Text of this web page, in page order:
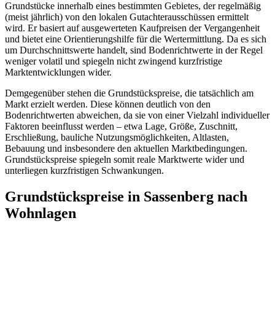
Grundstücke innerhalb eines bestimmten Gebietes, der regelmäßig
(meist jährlich) von den lokalen Gutachterausschüssen ermittelt
wird. Er basiert auf ausgewerteten Kaufpreisen der Vergangenheit
und bietet eine Orientierungshilfe für die Wertermittlung. Da es sich
um Durchschnittswerte handelt, sind Bodenrichtwerte in der Regel
weniger volatil und spiegeln nicht zwingend kurzfristige
Marktentwicklungen wider.
Demgegenüber stehen die Grundstückspreise, die tatsächlich am
Markt erzielt werden. Diese können deutlich von den
Bodenrichtwerten abweichen, da sie von einer Vielzahl individueller
Faktoren beeinflusst werden – etwa Lage, Größe, Zuschnitt,
Erschließung, bauliche Nutzungsmöglichkeiten, Altlasten,
Bebauung und insbesondere den aktuellen Marktbedingungen.
Grundstückspreise spiegeln somit reale Marktwerte wider und
unterliegen kurzfristigen Schwankungen.
Grundstückspreise in Sassenberg nach
Wohnlagen